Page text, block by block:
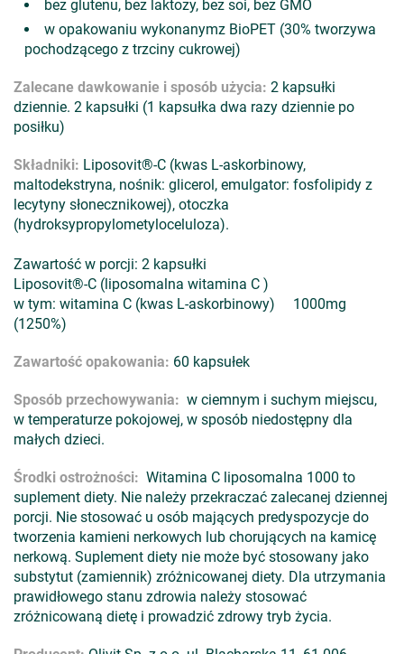
bez glutenu, bez laktozy, bez soi, bez GMO
w opakowaniu wykonanymz BioPET (30% tworzywa
pochodzącego z trzciny cukrowej)
Zalecane dawkowanie i sposób użycia: 2 kapsułki
dziennie. 2 kapsułki (1 kapsułka dwa razy dziennie po
posiłku)
Składniki: Liposovit®-C (kwas L-askorbinowy,
maltodekstryna, nośnik: glicerol, emulgator: fosfolipidy z
lecytyny słonecznikowej), otoczka
(hydroksypropylometyloceluloza).
Zawartość w porcji: 2 kapsułki
Liposovit®-C (liposomalna witamina C )
w tym: witamina C (kwas L-askorbinowy) 1000mg
(1250%)
Zawartość opakowania: 60 kapsułek
Sposób przechowywania: w ciemnym i suchym miejscu,
w temperaturze pokojowej, w sposób niedostępny dla
małych dzieci.
Środki ostrożności: Witamina C liposomalna 1000 to
suplement diety. Nie należy przekraczać zalecanej dziennej
porcji. Nie stosować u osób mających predyspozycje do
tworzenia kamieni nerkowych lub chorujących na kamicę
nerkową. Suplement diety nie może być stosowany jako
substytut (zamiennik) zróżnicowanej diety. Dla utrzymania
prawidłowego stanu zdrowia należy stosować
zróżnicowaną dietę i prowadzić zdrowy tryb życia.